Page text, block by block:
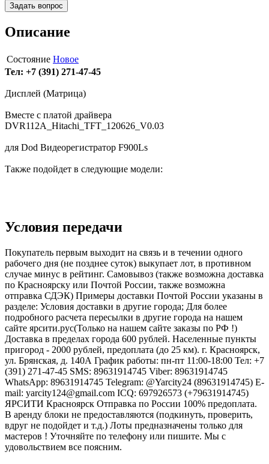
Задать вопрос
Описание
Состояние Новое
Тел: +7 (391) 271-47-45
Дисплей (Матрица)
Вместе с платой драйвера
DVR112A_Hitachi_TFT_120626_V0.03
для Dod Видеорегистратор F900Ls
Также подойдет в следующие модели:
Условия передачи
Покупатель первым выходит на связь и в течении одного
рабочего дня (не позднее суток) выкупает лот, в противном
случае минус в рейтинг. Самовывоз (также возможна доставка
по Красноярску или Почтой России, также возможна
отправка СДЭК) Примеры доставки Почтой России указаны в
разделе: Условия доставки в другие города; Для более
подробного расчета пересылки в другие города на нашем
сайте ярсити.рус(Только на нашем сайте заказы по РФ !)
Доставка в пределах города 600 рублей. Населенные пункты
пригород - 2000 рублей, предоплата (до 25 км). г. Красноярск,
ул. Брянская, д. 140А График работы: пн-пт 11:00-18:00 Тел: +7
(391) 271-47-45 SMS: 89631914745 Viber: 89631914745
WhatsApp: 89631914745 Telegram: @Yarcity24 (89631914745) E-
mail: yarcity124@gmail.com ICQ: 697926573 (+79631914745)
ЯРСИТИ Красноярск Отправка по России 100% предоплата.
В аренду блоки не предоставляются (подкинуть, проверить,
вдруг не подойдет и т.д.) Лоты предназначены только для
мастеров ! Уточняйте по телефону или пишите. Мы с
удовольствием все поясним.